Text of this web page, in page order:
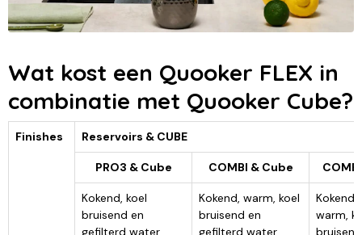
Wat kost een Quooker FLEX in
combinatie met Quooker Cube?
Finishes Reservoirs & CUBE
PRO3 & Cube COMBI & Cube
Kokend, koel
bruisend en
gefilterd water
Kokend, warm, koel
bruisend en
gefilterd water
warm,